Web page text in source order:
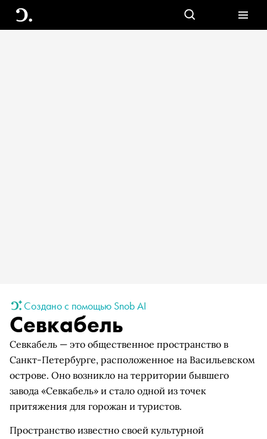
Создано с помощью Snob AI
Севкабель
Севкабель — это общественное пространство в
Санкт-Петербурге, расположенное на Васильевском
острове. Оно возникло на территории бывшего
завода «Севкабель» и стало одной из точек
притяжения для горожан и туристов.
Пространство известно своей культурной